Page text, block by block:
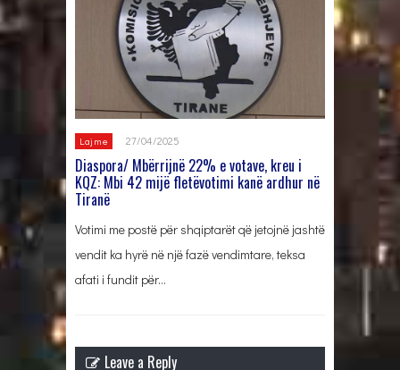
Lajme 27/04/2025
Diaspora/ Mbërrijnë 22% e votave, kreu i
KQZ: Mbi 42 mijë fletëvotimi kanë ardhur në
Tiranë
Votimi me postë për shqiptarët që jetojnë jashtë
vendit ka hyrë në një fazë vendimtare, teksa
afati i fundit për…
Leave a Reply